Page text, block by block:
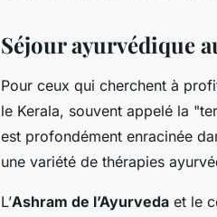
Séjour ayurvédique
Pour ceux qui cherchent à
le Kerala, souvent appelé la
est profondément enracinée
une variété de thérapies
L’Ashram de l’Ayurveda et le